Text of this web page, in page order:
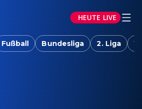
HEUTE LIVE
Fußball Bundesliga 2. Liga